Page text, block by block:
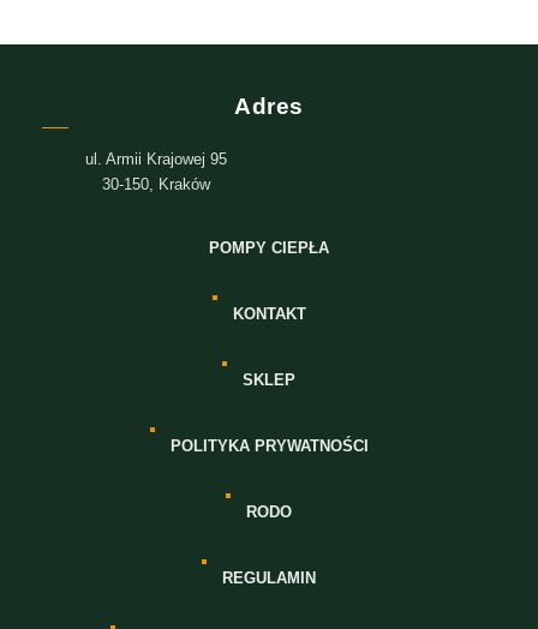
Adres
ul. Armii Krajowej 95
30-150, Kraków
POMPY CIEPŁA
KONTAKT
SKLEP
POLITYKA PRYWATNOŚCI
RODO
REGULAMIN